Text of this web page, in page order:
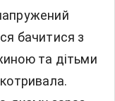
бачитися з
та дітьми